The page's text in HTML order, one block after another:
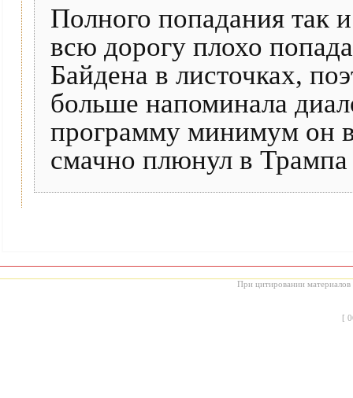
Полного попадания так
всю дорогу плохо
Байдена в листочках,
больше напоминала
программу минимум он
смачно плюнул в Трампа
При цитировании материалов
[